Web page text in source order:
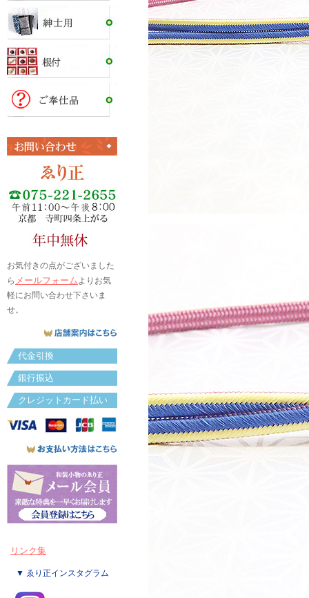
お気付きの点がございました
ら メールフォームよりお気
軽にお問い合わせ下さいま
せ。
代金引換
銀行振込
クレジットカード払い
リンク集
▼ ゑり正インスタグラム